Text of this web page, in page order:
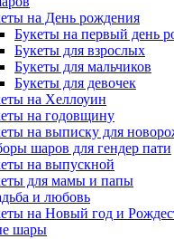
на День рождения
Букеты на первый день
Букеты для взрослых
Букеты для мальчиков
Букеты для девочек
на Хеллоуин
на годовщину
на выписку для
шаров для гендер пати
на выпускной
для мамы и папы
и любовь
на Новый год и
шары